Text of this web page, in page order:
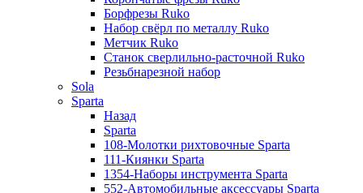
Борфрезы Ruko
Набор свёрл по металлу Ruko
Метчик Ruko
Станок сверлильно-расточной Ruko
Резьбнарезной набор
Sola
Sparta
Назад
Sparta
108-Молотки рихтовочные Sparta
111-Киянки Sparta
1354-Наборы инструмента Sparta
552-Автомобильные аксессуары Sparta